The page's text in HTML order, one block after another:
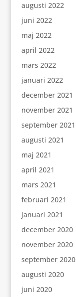
augusti 2022
juni 2022
maj 2022
april 2022
mars 2022
januari 2022
december 2021
november 2021
september 2021
augusti 2021
maj 2021
april 2021
mars 2021
februari 2021
januari 2021
december 2020
november 2020
september 2020
augusti 2020
juni 2020